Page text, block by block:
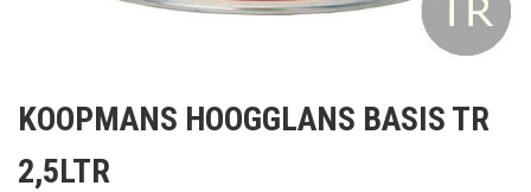
het
van
KOOPMANS HOOGGLANS BASIS TR
2,5LTR